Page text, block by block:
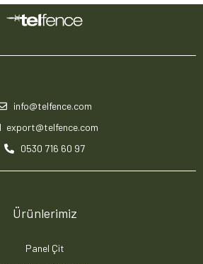
info@telfence.com
export@telfence.com
0530 716 60 97
Ürünlerimiz
Panel Çit